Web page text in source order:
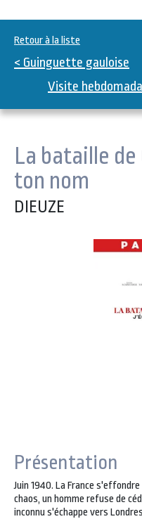
Retour à la liste
< Guinguette gauloise
Visite
La bataille de
ton nom
DIEUZE
Présentation
Juin 1940. La France
chaos, un homme refuse de
inconnu s'échappe vers